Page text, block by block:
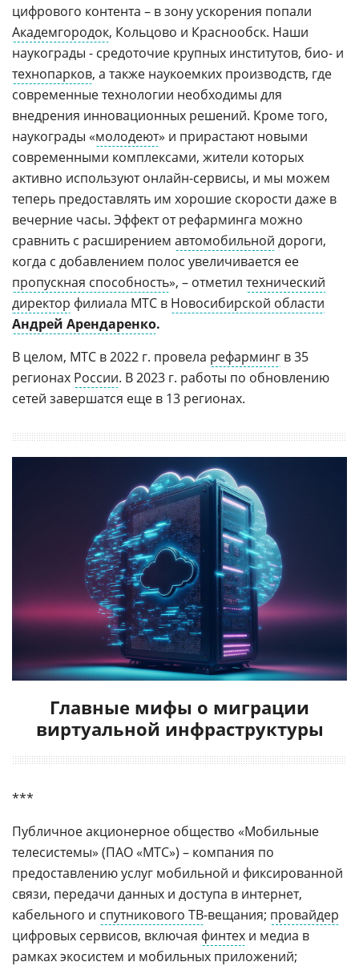
цифрового контента – в зону ускорения попали
Академгородок, Кольцово и Краснообск. Наши
наукограды - средоточие крупных институтов, био- и
технопарков, а также наукоемких производств, где
современные технологии необходимы для
внедрения инновационных решений. Кроме того,
наукограды «молодеют» и прирастают новыми
современными комплексами, жители которых
активно используют онлайн-сервисы, и мы можем
теперь предоставлять им хорошие скорости даже в
вечерние часы. Эффект от рефарминга можно
сравнить с расширением автомобильной дороги,
когда с добавлением полос увеличивается ее
пропускная способность», – отметил технический
директор филиала МТС в Новосибирской области
Андрей Арендаренко.
В целом, МТС в 2022 г. провела рефарминг в 35
регионах России. В 2023 г. работы по обновлению
сетей завершатся еще в 13 регионах.
Главные мифы о миграции
виртуальной инфраструктуры
***
Публичное акционерное общество «Мобильные
телесистемы» (ПАО «МТС») – компания по
предоставлению услуг мобильной и фиксированной
связи, передачи данных и доступа в интернет,
кабельного и спутникового ТВ-вещания; провайдер
цифровых сервисов, включая финтех и медиа в
рамкахэкосистем и мобильных приложений;